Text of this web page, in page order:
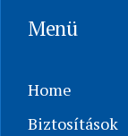
Menü
Home
Biztosítások